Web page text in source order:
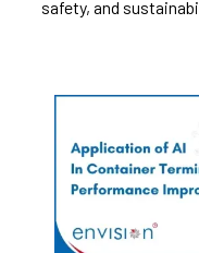
safety, and